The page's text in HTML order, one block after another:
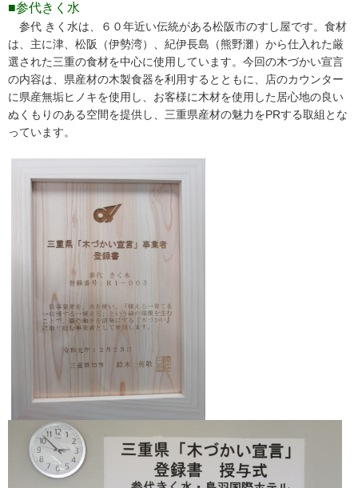
■参代きく水
参代 きく水は、６０年近い伝統がある松阪市のすし屋です。食材
は、主に津、松阪（伊勢湾）、紀伊長島（熊野灘）から仕入れた厳
選された三重の食材を中心に使用しています。今回の木づかい宣言
の内容は、県産材の木製食器を利用するとともに、店のカウンター
に県産無垢ヒノキを使用し、お客様に木材を使用した居心地の良い
ぬくもりのある空間を提供し、三重県産材の魅力をPRする取組とな
っています。